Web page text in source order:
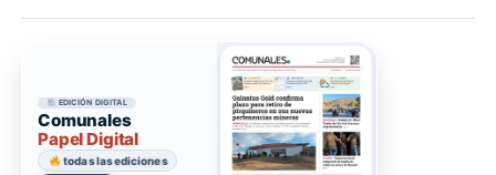
EDICIÓN DIGITAL
Comunales
Papel Digital
todas las ediciones